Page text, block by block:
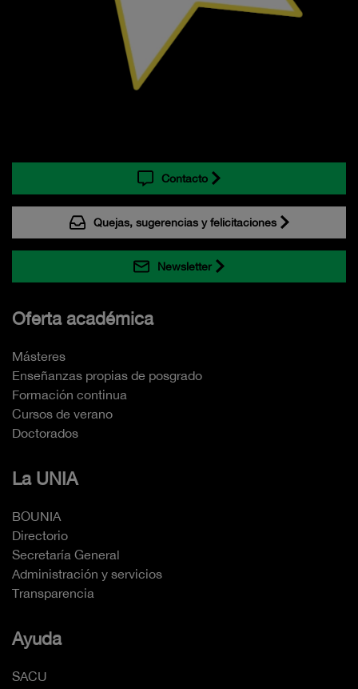
Contacto
Quejas, sugerencias y felicitaciones
Newsletter
Oferta académica
Másteres
Enseñanzas propias de posgrado
Formación continua
Cursos de verano
Doctorados
La UNIA
BOUNIA
Directorio
Secretaría General
Administración y servicios
Transparencia
Ayuda
SACU